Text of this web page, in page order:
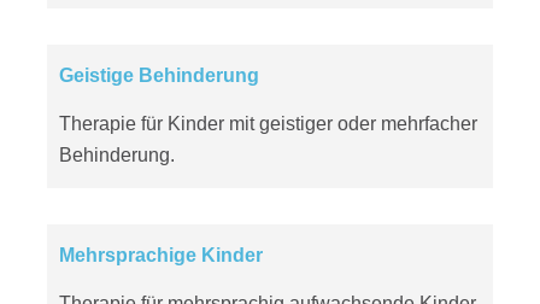
Geistige Behinderung
Therapie für Kinder mit geistiger oder mehrfacher
Behinderung.
Mehrsprachige Kinder